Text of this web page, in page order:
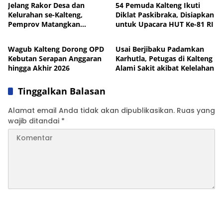
Jelang Rakor Desa dan
Kelurahan se-Kalteng,
Pemprov Matangkan
54 Pemuda Kalteng Ikuti
Diklat Paskibraka, Disiapkan
untuk Upacara HUT Ke-81 RI
Pemprov Kalteng
Wagub Kalteng Dorong OPD
Kebutan Serapan Anggaran
hingga Akhir 2026
News
Usai Berjibaku Padamkan
Karhutla, Petugas di Kalteng
Alami Sakit akibat Kelelahan
Tinggalkan Balasan
Alamat email Anda tidak akan dipublikasikan. Ruas yang
wajib ditandai *